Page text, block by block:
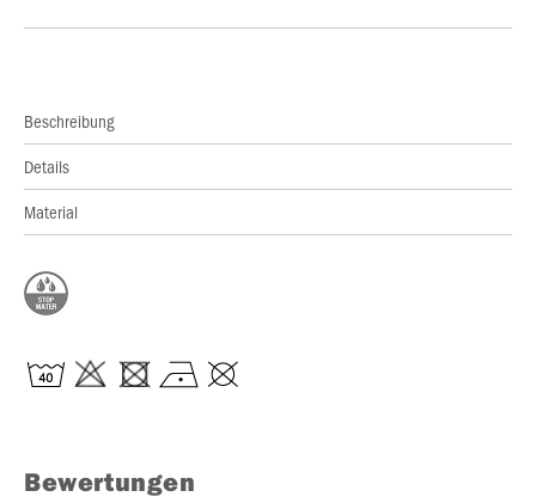
Beschreibung
Details
Material
Bewertungen